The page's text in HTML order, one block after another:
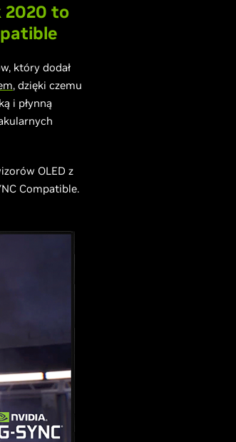
2020 to
który dodał
, dzięki czemu
i płynną
OLED z
Compatible.